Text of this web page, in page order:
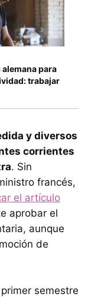
para
trabajar
y diversos
corrientes
. Sin
francés,
el artículo
aprobar el
aunque
de
semestre